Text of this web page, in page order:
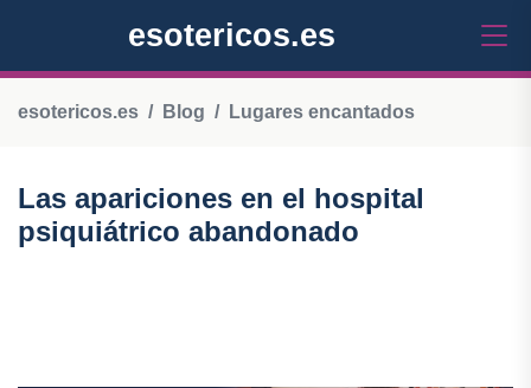
esotericos.es
esotericos.es Blog Lugares encantados
Las apariciones en el hospital
psiquiátrico abandonado